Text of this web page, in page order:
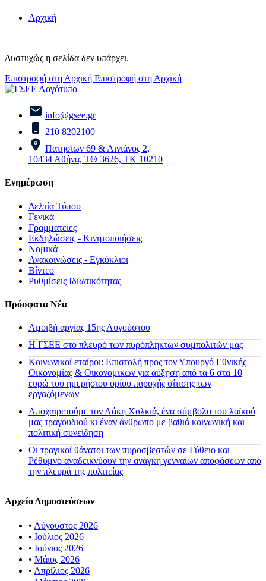
Αρχική
Δυστυχώς η σελίδα δεν υπάρχει.
Επιστροφή στη Αρχική Επιστροφή στη Αρχική
info@gsee.gr
210 8202100
Πατησίων 69 & Αινιάνος 2,
10434 Αθήνα, ΤΘ 3626, ΤΚ 10210
Ενημέρωση
Δελτία Τύπου
Γενικά
Γραμματείες
Εκδηλώσεις - Κινητοποιήσεις
Νομικά
Ανακοινώσεις - Εγκύκλιοι
Βίντεο
Ρυθμίσεις Ιδιωτικότητας
Πρόσφατα Νέα
Αμοιβή αργίας 15ης Αυγούστου
H ΓΣΕΕ στο πλευρό των πυρόπληκτων συμπολιτών μας
Κοινωνικοί εταίροι: Επιστολή προς τον Υπουργό Εθνικής
Οικονομίας & Οικονομικών για αύξηση από τα 6 στα 10
ευρώ του ημερήσιου ορίου παροχής σίτισης των
εργαζόμενων
Αποχαιρετούμε τον Λάκη Χαλκιά, ένα σύμβολο του λαϊκού
μας τραγουδιού κι έναν άνθρωπο με βαθιά κοινωνική και
πολιτική συνείδηση
Οι τραγικοί θάνατοι των πυροσβεστών σε Γύθειο και
Ρέθυμνο αναδεικνύουν την ανάγκη γενναίων αποφάσεων από
την πλευρά της πολιτείας
Αρχείο Δημοσιεύσεων
• Αύγουστος 2026
• Ιούλιος 2026
• Ιούνιος 2026
• Μάιος 2026
• Απρίλιος 2026